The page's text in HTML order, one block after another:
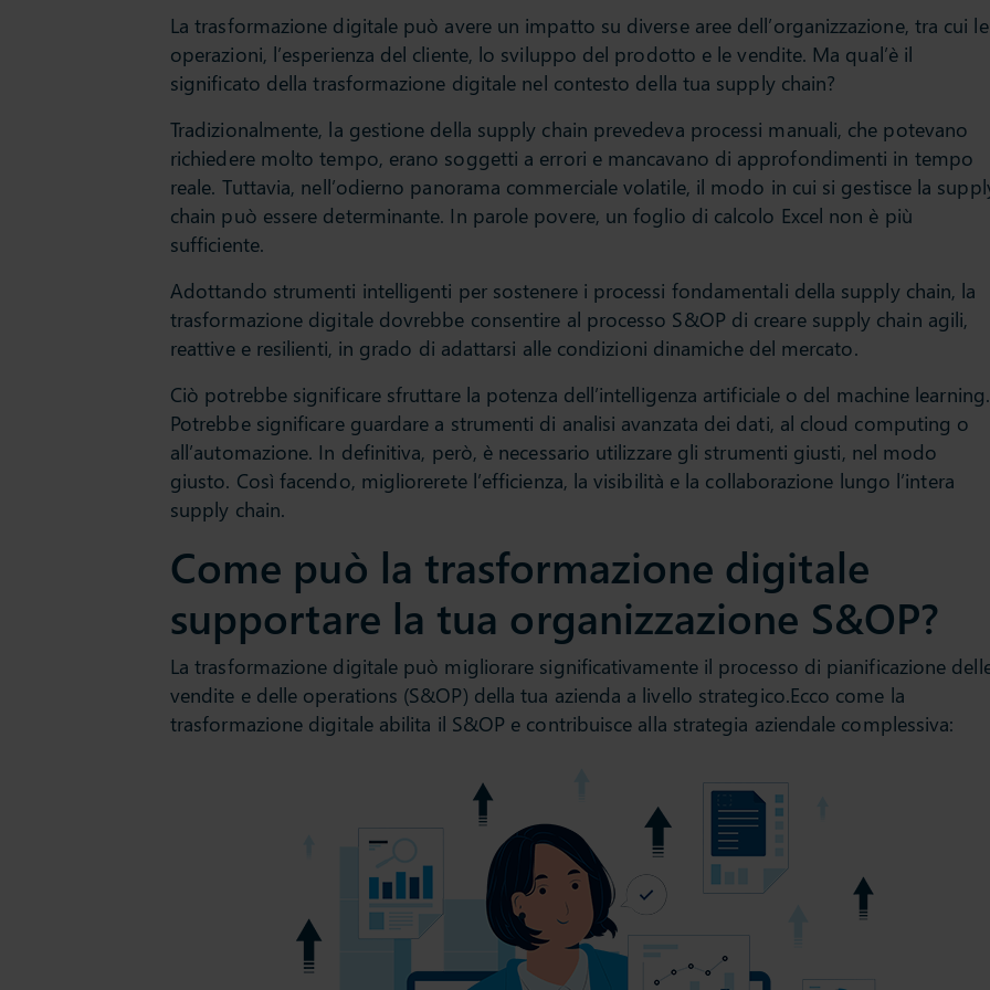
La trasformazione digitale può avere un impatto su diverse aree dell’organizzazione, tra cui le
operazioni, l’esperienza del cliente, lo sviluppo del prodotto e le vendite. Ma qual’è il
significato della trasformazione digitale nel contesto della tua supply chain?
Tradizionalmente, la gestione della supply chain prevedeva processi manuali, che potevano
richiedere molto tempo, erano soggetti a errori e mancavano di approfondimenti in tempo
reale. Tuttavia, nell’odierno panorama commerciale volatile, il modo in cui si gestisce la
chain può essere determinante. In parole povere, un foglio di calcolo Excel non è più
sufficiente.
Adottando strumenti intelligenti per sostenere i processi fondamentali della supply chain, la
trasformazione digitale dovrebbe consentire al processo S&OP di creare supply chain agili,
reattive e resilienti, in grado di adattarsi alle condizioni dinamiche del mercato.
Ciò potrebbe significare sfruttare la potenza dell’intelligenza artificiale o del machine learning.
Potrebbe significare guardare a strumenti di analisi avanzata dei dati, al cloud computing o
all’automazione. In definitiva, però, è necessario utilizzare gli strumenti giusti, nel modo
giusto. Così facendo, migliorerete l’efficienza, la visibilità e la collaborazione lungo l’intera
supply chain.
Come può la trasformazione digitale
supportare la tua organizzazione S&OP?
La trasformazione digitale può migliorare significativamente il processo di pianificazione
vendite e delle operations (S&OP) della tua azienda a livello strategico.Ecco come la
trasformazione digitale abilita il S&OP e contribuisce alla strategia aziendale complessiva: